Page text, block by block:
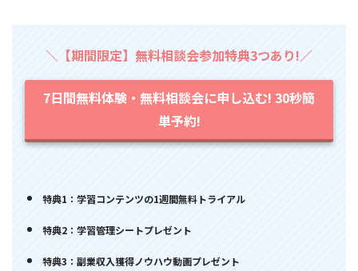
＼【期間限定】無料相談会参加特典3つあり!／
7日間無料体験・無料相談会に申し込む! 30秒簡
単予約!
特典1：学習コンテンツの1週間無料トライアル
特典2：学習管理シートプレゼント
特典3：副業収入獲得ノウハウ動画プレゼント